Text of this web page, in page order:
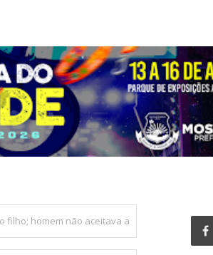
filho; homem não aceitava a